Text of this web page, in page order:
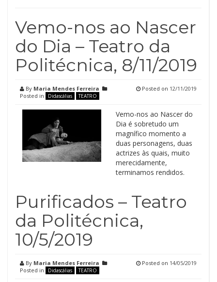
Vemo-nos ao Nascer
do Dia – Teatro da
Politécnica, 8/11/2019
By Maria Mendes Ferreira
Posted in
Didascálias TEATRO
Posted on 12/11/2019
Vemo-nos ao Nascer do
Dia é sobretudo um
magnífico momento a
duas personagens, duas
actrizes às quais, muito
merecidamente,
terminamos rendidos.
Purificados – Teatro
da Politécnica,
10/5/2019
By Maria Mendes Ferreira
Posted in
Didascálias TEATRO
Posted on 14/05/2019